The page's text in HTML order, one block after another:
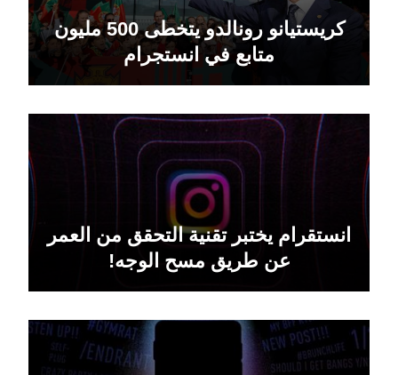
كريستيانو رونالدو يتخطى 500 مليون
متابع في انستجرام
انستقرام يختبر تقنية التحقق من العمر
عن طريق مسح الوجه!